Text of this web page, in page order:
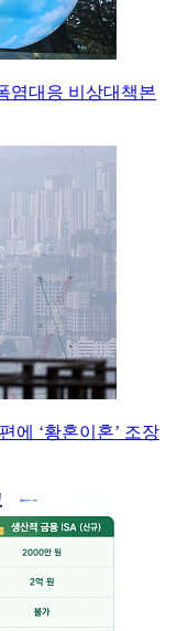
염대응 비상대책본
에 ‘황혼이혼’ 조장